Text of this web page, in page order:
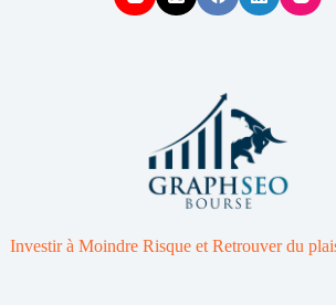
Investir à Moindre Risque et Retrouver du